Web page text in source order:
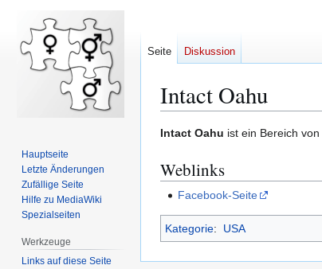
Intact Oahu
Zur
springen
Zur
springen
Intact Oahu ist ein Bereich von
Weblinks
Facebook-Seite
Kategorie: USA
Seite Diskussion
Hauptseite
Letzte Änderungen
Zufällige Seite
Hilfe zu MediaWiki
Spezialseiten
Werkzeuge
Links auf diese Seite